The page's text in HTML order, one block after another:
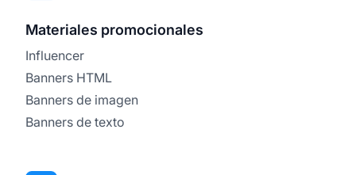
Materiales promocionales
Influencer
Banners HTML
Banners de imagen
Banners de texto